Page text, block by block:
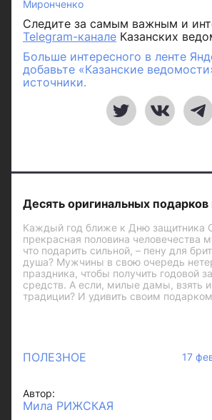
Миронченко
Следите за самым важным и
Telegram-канале Казанских
Больше интересного в ленте
добавьте «Казанские
источники.
Десять оригинальных
Каждый год ближе к Дню защитника
прекрасная половина человечества
что подарить сильной, – пену для
душа? Мужчины в свою очередь
праздника, чтобы получить годовой
средств. А если, милые дамы, взять и
традиции? И удивить своим
ПОЛЕЗНОЕ 17
Автор:
Мила РИЖСКАЯ